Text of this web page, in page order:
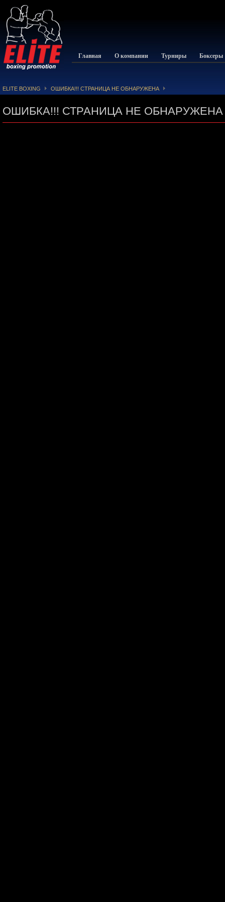
Главная О компании Турниры Боксеры
ELITE BOXING ОШИБКА!!! СТРАНИЦА НЕ ОБНАРУЖЕНА
ОШИБКА!!! СТРАНИЦА НЕ ОБНАРУЖЕНА